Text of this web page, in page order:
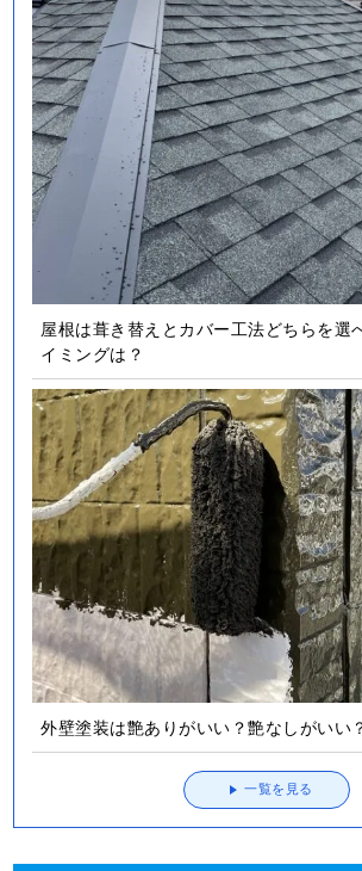
屋根は葺き替えとカバー工法どちらを選
イミングは？
外壁塗装は艶ありがいい？艶なしがいい
一覧を見る